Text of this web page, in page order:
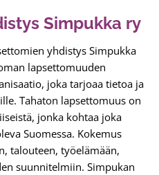
Simpukka ry
yhdistys Simpukka
lapsettomuuden
joka tarjoaa tietoa ja
Tahaton lapsettomuus on
jonka kohtaa joka
Suomessa. Kokemus
talouteen, työelämään,
suunnitelmiin. Simpukan